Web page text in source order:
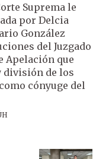
Suprema le
por Delcia
González
del Juzgado
Apelación que
división de los
cónyuge del